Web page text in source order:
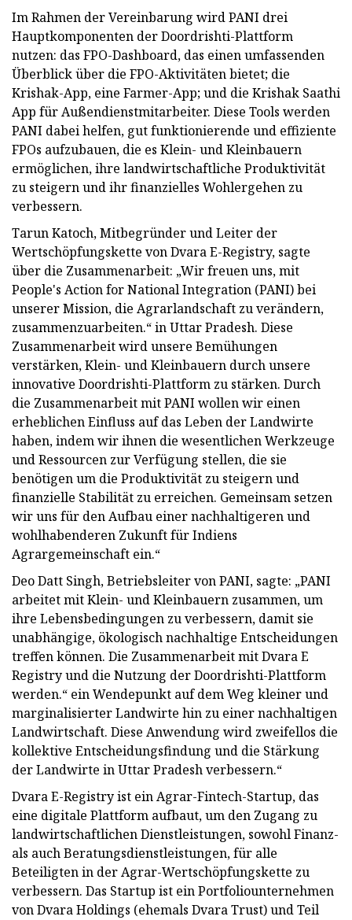
Im Rahmen der Vereinbarung wird PANI drei
Hauptkomponenten der Doordrishti-Plattform
nutzen: das FPO-Dashboard, das einen umfassenden
Überblick über die FPO-Aktivitäten bietet; die
Krishak-App, eine Farmer-App; und die Krishak Saathi
App für Außendienstmitarbeiter. Diese Tools werden
PANI dabei helfen, gut funktionierende und effiziente
FPOs aufzubauen, die es Klein- und Kleinbauern
ermöglichen, ihre landwirtschaftliche Produktivität
zu steigern und ihr finanzielles Wohlergehen zu
verbessern.
Tarun Katoch, Mitbegründer und Leiter der
Wertschöpfungskette von Dvara E-Registry, sagte
über die Zusammenarbeit: „Wir freuen uns, mit
People's Action for National Integration (PANI) bei
unserer Mission, die Agrarlandschaft zu verändern,
zusammenzuarbeiten.“ in Uttar Pradesh. Diese
Zusammenarbeit wird unsere Bemühungen
verstärken, Klein- und Kleinbauern durch unsere
innovative Doordrishti-Plattform zu stärken. Durch
die Zusammenarbeit mit PANI wollen wir einen
erheblichen Einfluss auf das Leben der Landwirte
haben, indem wir ihnen die wesentlichen Werkzeuge
und Ressourcen zur Verfügung stellen, die sie
benötigen um die Produktivität zu steigern und
finanzielle Stabilität zu erreichen. Gemeinsam setzen
wir uns für den Aufbau einer nachhaltigeren und
wohlhabenderen Zukunft für Indiens
Agrargemeinschaft ein.“
Deo Datt Singh, Betriebsleiter von PANI, sagte: „PANI
arbeitet mit Klein- und Kleinbauern zusammen, um
ihre Lebensbedingungen zu verbessern, damit sie
unabhängige, ökologisch nachhaltige Entscheidungen
treffen können. Die Zusammenarbeit mit Dvara E
Registry und die Nutzung der Doordrishti-Plattform
werden.“ ein Wendepunkt auf dem Weg kleiner und
marginalisierter Landwirte hin zu einer nachhaltigen
Landwirtschaft. Diese Anwendung wird zweifellos die
kollektive Entscheidungsfindung und die Stärkung
der Landwirte in Uttar Pradesh verbessern.“
Dvara E-Registry ist ein Agrar-Fintech-Startup, das
eine digitale Plattform aufbaut, um den Zugang zu
landwirtschaftlichen Dienstleistungen, sowohl Finanz-
als auch Beratungsdienstleistungen, für alle
Beteiligten in der Agrar-Wertschöpfungskette zu
verbessern. Das Startup ist ein Portfoliounternehmen
von Dvara Holdings (ehemals Dvara Trust) und Teil